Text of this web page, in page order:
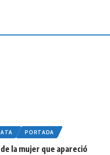
PORTADA
la mujer que apareció